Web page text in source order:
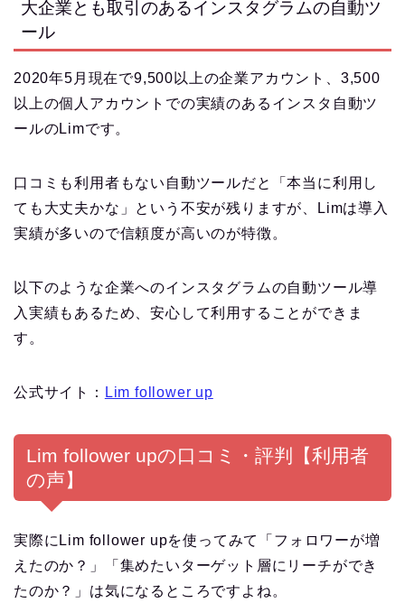
大企業とも取引のあるインスタグラムの自動ツ
ール
2020年5月現在で9,500以上の企業アカウント、3,500
以上の個人アカウントでの実績のあるインスタ自動ツ
ールのLimです。
口コミも利用者もない自動ツールだと「本当に利用し
ても大丈夫かな」という不安が残りますが、Limは導入
実績が多いので信頼度が高いのが特徴。
以下のような企業へのインスタグラムの自動ツール導
入実績もあるため、安心して利用することができま
す。
公式サイト： Lim follower up
Lim follower upの口コミ・評判【利用者
の声】
実際にLim follower upを使ってみて「フォロワーが増
えたのか？」「集めたいターゲット層にリーチができ
たのか？」は気になるところですよね。